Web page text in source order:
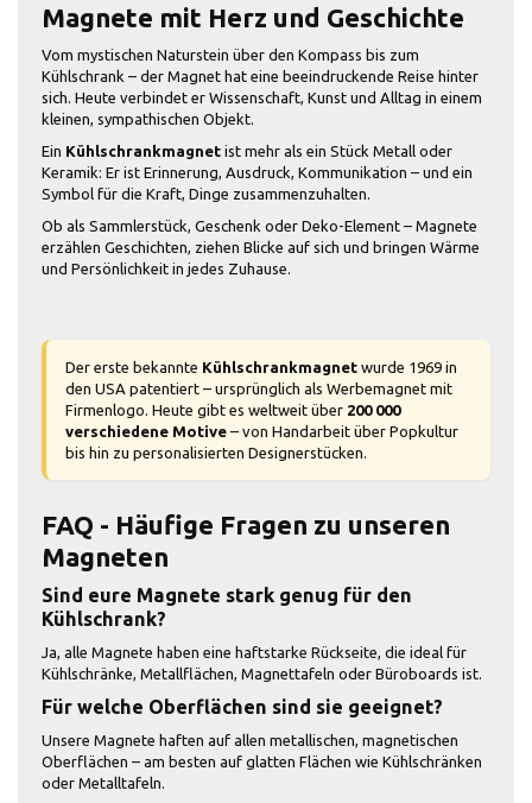
Magnete mit Herz und Geschichte
Vom mystischen Naturstein über den Kompass bis zum
Kühlschrank – der Magnet hat eine beeindruckende Reise hinter
sich. Heute verbindet er Wissenschaft, Kunst und Alltag in einem
kleinen, sympathischen Objekt.
Ein Kühlschrankmagnet ist mehr als ein Stück Metall oder
Keramik: Er ist Erinnerung, Ausdruck, Kommunikation – und ein
Symbol für die Kraft, Dinge zusammenzuhalten.
Ob als Sammlerstück, Geschenk oder Deko-Element – Magnete
erzählen Geschichten, ziehen Blicke auf sich und bringen Wärme
und Persönlichkeit in jedes Zuhause.
Der erste bekannte Kühlschrankmagnet wurde 1969 in
den USA patentiert – ursprünglich als Werbemagnet mit
Firmenlogo. Heute gibt es weltweit über 200 000
verschiedene Motive – von Handarbeit über Popkultur
bis hin zu personalisierten Designerstücken.
FAQ - Häufige Fragen zu unseren
Magneten
Sind eure Magnete stark genug für den
Kühlschrank?
Ja, alle Magnete haben eine haftstarke Rückseite, die ideal für
Kühlschränke, Metallflächen, Magnettafeln oder Büroboards ist.
Für welche Oberflächen sind sie geeignet?
Unsere Magnete haften auf allen metallischen, magnetischen
Oberflächen – am besten auf glatten Flächen wie Kühlschränken
oder Metalltafeln.